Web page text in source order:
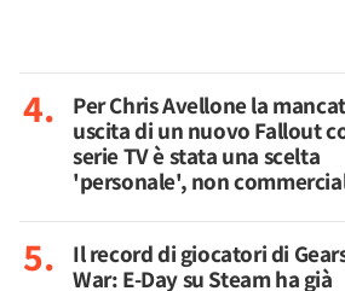
Per Chris Avellone la
uscita di un nuovo Fallout
serie TV è stata una scelta
'personale', non
Il record di giocatori di
War: E-Day su Steam ha già